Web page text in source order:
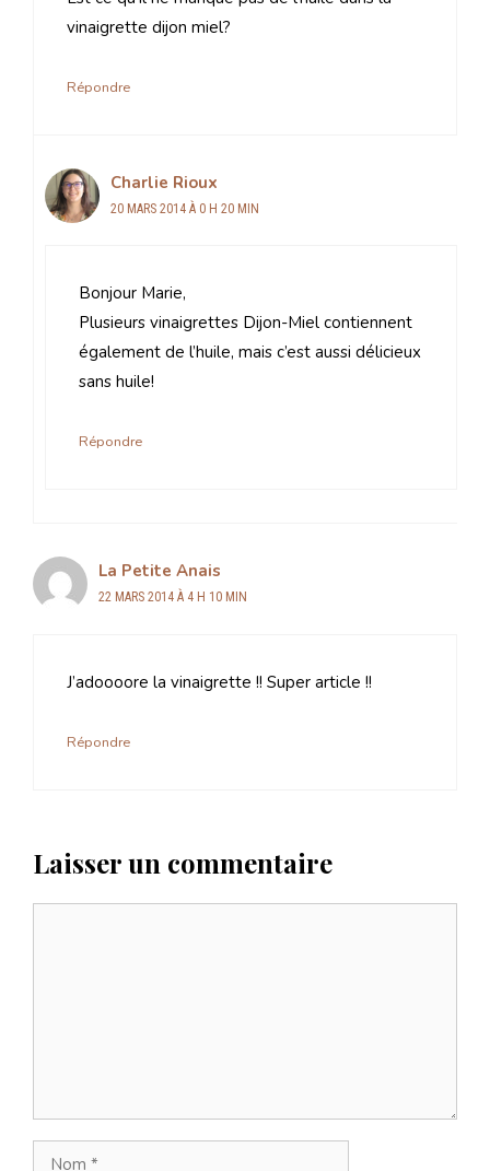
vinaigrette dijon miel?
Répondre
Charlie Rioux
20 MARS 2014 À 0 H 20 MIN
Bonjour Marie,
Plusieurs vinaigrettes Dijon-Miel contiennent
également de l’huile, mais c’est aussi délicieux
sans huile!
Répondre
La Petite Anais
22 MARS 2014 À 4 H 10 MIN
J’adoooore la vinaigrette !! Super article !!
Répondre
Laisser un commentaire
Nom